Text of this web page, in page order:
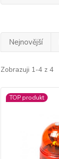
Nejnovější
Zobrazuji 1-4 z 4
TOP produkt